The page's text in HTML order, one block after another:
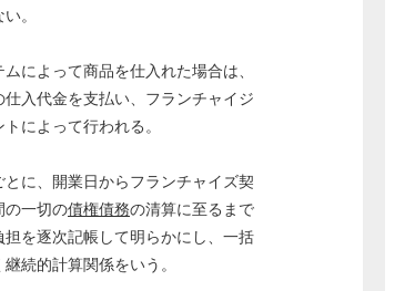
。
によって商品を仕入れた場合は、
入代金を支払い、フランチャイジ
によって行われる。
に、開業日からフランチャイズ契
の一切の債権債務の清算に至るまで
を逐次記帳して明らかにし、一括
継続的計算関係をいう。